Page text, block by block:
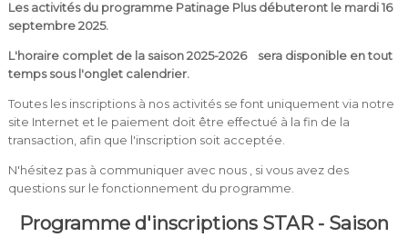
Les activités du programme Patinage Plus débuteront le mardi 16
septembre 2025.
L'horaire complet de la saison 2025-2026
sera disponible en tout
temps sous l'onglet calendrier.
Toutes les inscriptions à nos activités se font uniquement via notre
site Internet et le paiement doit être effectué à la fin de la
transaction, afin que l'inscription soit acceptée.
N'hésitez pas à communiquer avec nous
, si vous avez des
questions sur le fonctionnement du programme.
Programme d'inscriptions STAR - Saison